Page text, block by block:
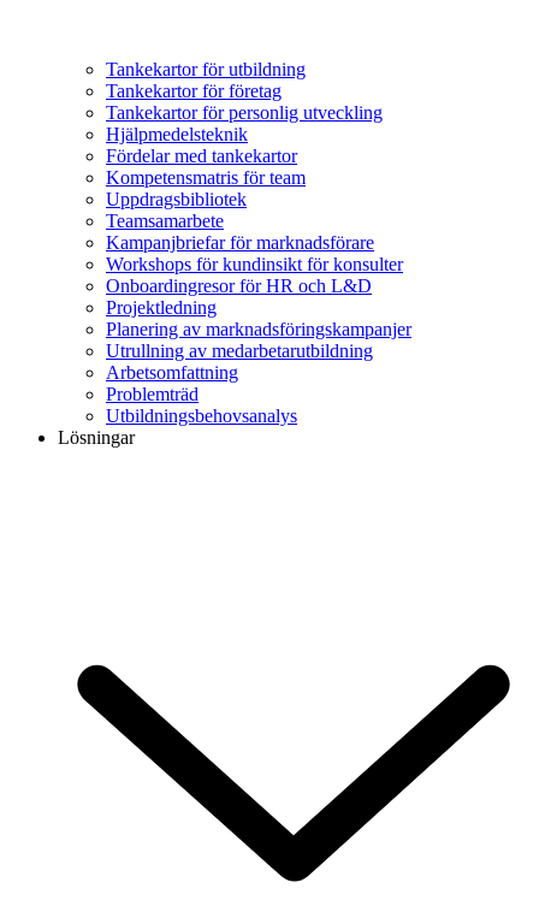
Tankekartor för utbildning
Tankekartor för företag
Tankekartor för personlig utveckling
Hjälpmedelsteknik
Fördelar med tankekartor
Kompetensmatris för team
Uppdragsbibliotek
Teamsamarbete
Kampanjbriefar för marknadsförare
Workshops för kundinsikt för konsulter
Onboardingresor för HR och L&D
Projektledning
Planering av marknadsföringskampanjer
Utrullning av medarbetarutbildning
Arbetsomfattning
Problemträd
Utbildningsbehovsanalys
Lösningar